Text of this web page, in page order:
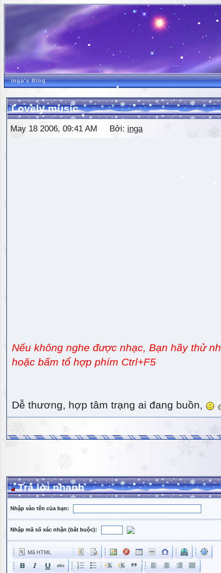
inga's Blog
Lovely music
May 18 2006, 09:41 AM Bởi: inga
Nếu không nghe được nhạc, Bạn hãy thử
hoặc bấm tổ hợp phím Ctrl+F5
Dễ thương, hợp tâm trạng ai đang buồn,
Trả lời nhanh
Nhập vào tên của bạn:
Nhập mã số xác nhận (bắt buộc):
Mã HTML